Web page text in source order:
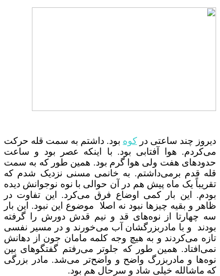
چند ساعتی در کوه بود. داشتم به سمت قله حرکت
هوا آفتابی بود. با اینکه عصر بود و ساعت
هفت ولی هوا گرم بود. همین طور که به سمت
قدم بر‌می‌داشتم. به خانمی مسنی نزدیک شدم که
یک ماه پیش هم در آن حوالی با نوه نوجوانش دیده
این بار کمی اوضاع فرق می‌کرد. این تفاوت در
و بقیه چیزها نبود نه اصلا موضوع این نبود. این بار
از نوه‌های قد و نیم قدش دورش را گرفته
و با مادربزرگشان آب می‌خورند و در مسیر نفسی
می‌کردند و به هیچ وجه کلمه مامان جون از دهانش
همین طور که جلوتر می‌رفتم گفتگوهای بین
و مادربزرگ واضح و واضح‌تر می‌شد. مادر بزرگی
خیلی شاد و سرحال هم بود.